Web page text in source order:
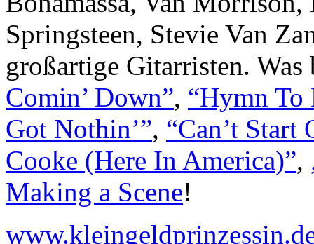
Springsteen, Stevie Van
großartige Gitarristen.
Comin’ Down”, “Hymn To
Got Nothin’”, “Can’t Start
Cooke (Here In America)”,
Making a Scene!